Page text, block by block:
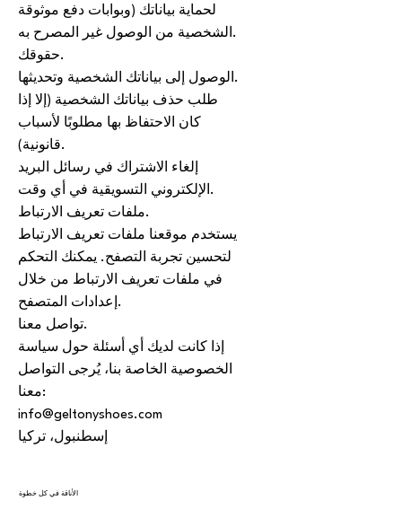
وبوابات دفع موثوقة) لحماية بياناتك
الشخصية من الوصول غير المصرح به.
حقوقك.
الوصول إلى بياناتك الشخصية وتحديثها.
طلب حذف بياناتك الشخصية (إلا إذا
كان الاحتفاظ بها مطلوبًا لأسباب
قانونية).
إلغاء الاشتراك في رسائل البريد
الإلكتروني التسويقية في أي وقت.
ملفات تعريف الارتباط.
يستخدم موقعنا ملفات تعريف الارتباط
لتحسين تجربة التصفح. يمكنك التحكم
في ملفات تعريف الارتباط من خلال
إعدادات المتصفح.
تواصل معنا.
إذا كانت لديك أي أسئلة حول سياسة
الخصوصية الخاصة بنا، يُرجى التواصل
معنا:
info@geltonyshoes.com
إسطنبول، تركيا
الأناقة في كل خطوة